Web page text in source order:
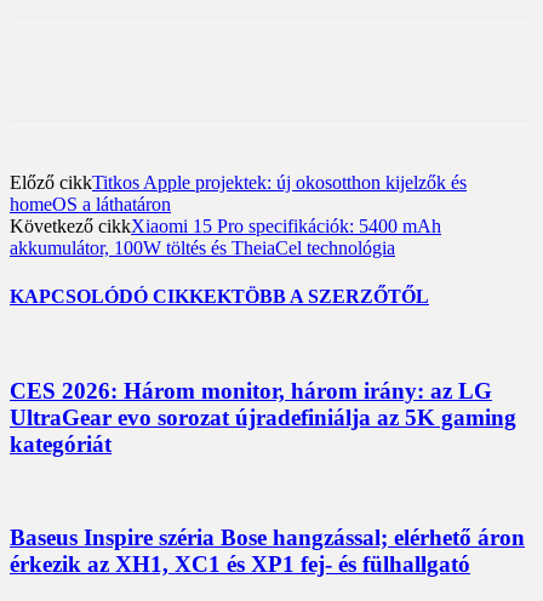
Előző cikkTitkos Apple projektek: új okosotthon kijelzők és
homeOS a láthatáron
Következő cikkXiaomi 15 Pro specifikációk: 5400 mAh
akkumulátor, 100W töltés és TheiaCel technológia
KAPCSOLÓDÓ CIKKEKTÖBB A SZERZŐTŐL
CES 2026: Három monitor, három irány: az LG
UltraGear evo sorozat újradefiniálja az 5K gaming
kategóriát
Baseus Inspire széria Bose hangzással; elérhető áron
érkezik az XH1, XC1 és XP1 fej- és fülhallgató